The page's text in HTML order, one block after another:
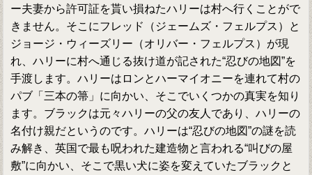
ー夫妻から許可証を貰い損ねたハリーは村へ行くことがで
きません。そこにフレッド（ジェームズ・フェルプス）と
ジョージ・ウィーズリー（オリバー・フェルプス）が現
れ、ハリーに村へ通じる抜け道が記された“忍びの地図”を
手渡します。ハリーはロンとハーマイオニーを連れて村の
パブ「三本の箒」に向かい、そこでいくつかの真実を知り
ます。ブラックは元々ハリーの父の友人であり、ハリーの
名付け親だというのです。ハリーは“忍びの地図”の謎を読
み解き、英国で最も呪われた建造物と言われる“叫びの屋
敷”に向かい、そこで黒い犬に姿を変えていたブラックと